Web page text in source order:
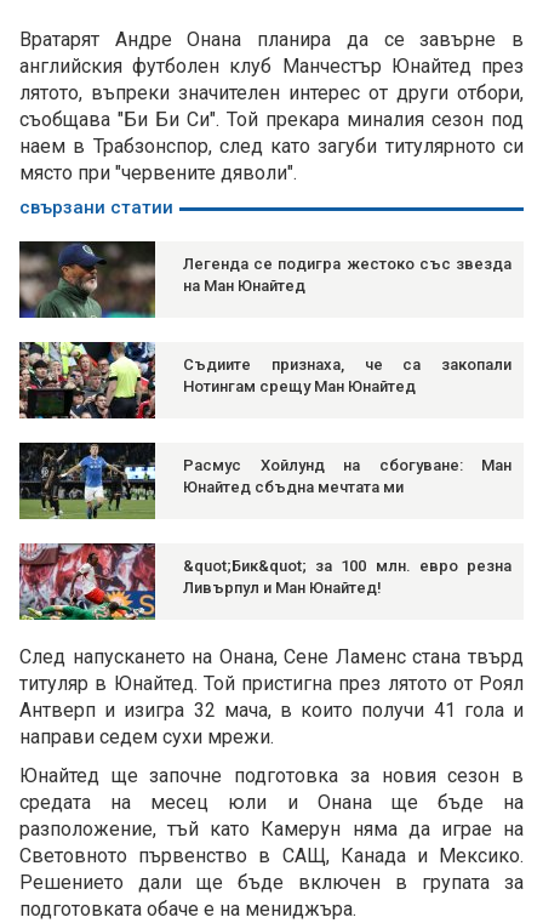
Вратарят Андре Онана планира да се завърне в
английския футболен клуб Манчестър Юнайтед през
лятото, въпреки значителен интерес от други отбори,
съобщава "Би Би Си". Той прекара миналия сезон под
наем в Трабзонспор, след като загуби титулярното си
място при "червените дяволи".
свързани статии
Легенда се подигра жестоко със звезда
на Ман Юнайтед
Съдиите признаха, че са закопали
Нотингам срещу Ман Юнайтед
Расмус Хойлунд на сбогуване: Ман
Юнайтед сбъдна мечтата ми
&quot;Бик&quot; за 100 млн. евро резна
Ливърпул и Ман Юнайтед!
След напускането на Онана, Сене Ламенс стана твърд
титуляр в Юнайтед. Той пристигна през лятото от Роял
Антверп и изигра 32 мача, в които получи 41 гола и
направи седем сухи мрежи.
Юнайтед ще започне подготовка за новия сезон в
средата на месец юли и Онана ще бъде на
разположение, тъй като Камерун няма да играе на
Световното първенство в САЩ, Канада и Мексико.
Решението дали ще бъде включен в групата за
подготовката обаче е на мениджъра.